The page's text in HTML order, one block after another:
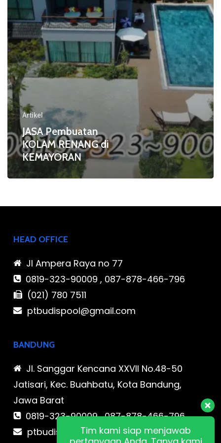
Artikel
JASA Pembuatan
KOLAM RENANG di
KEMAYORAN
HEAD OFFICE
Jl Ampera Raya no 77
0819-323-90009 , 087-878-466-796
(021) 780 7511
ptbudispool@gmail.com
BANDUNG
Jl. Sanggar Kencana XXVII No.48-50
Jatisari, Kec. Buahbatu, Kota Bandung,
Jawa Barat
0819-323-90009 , 087-878-466-796
ptbudispool@gmail.comTim kami siap menjawab